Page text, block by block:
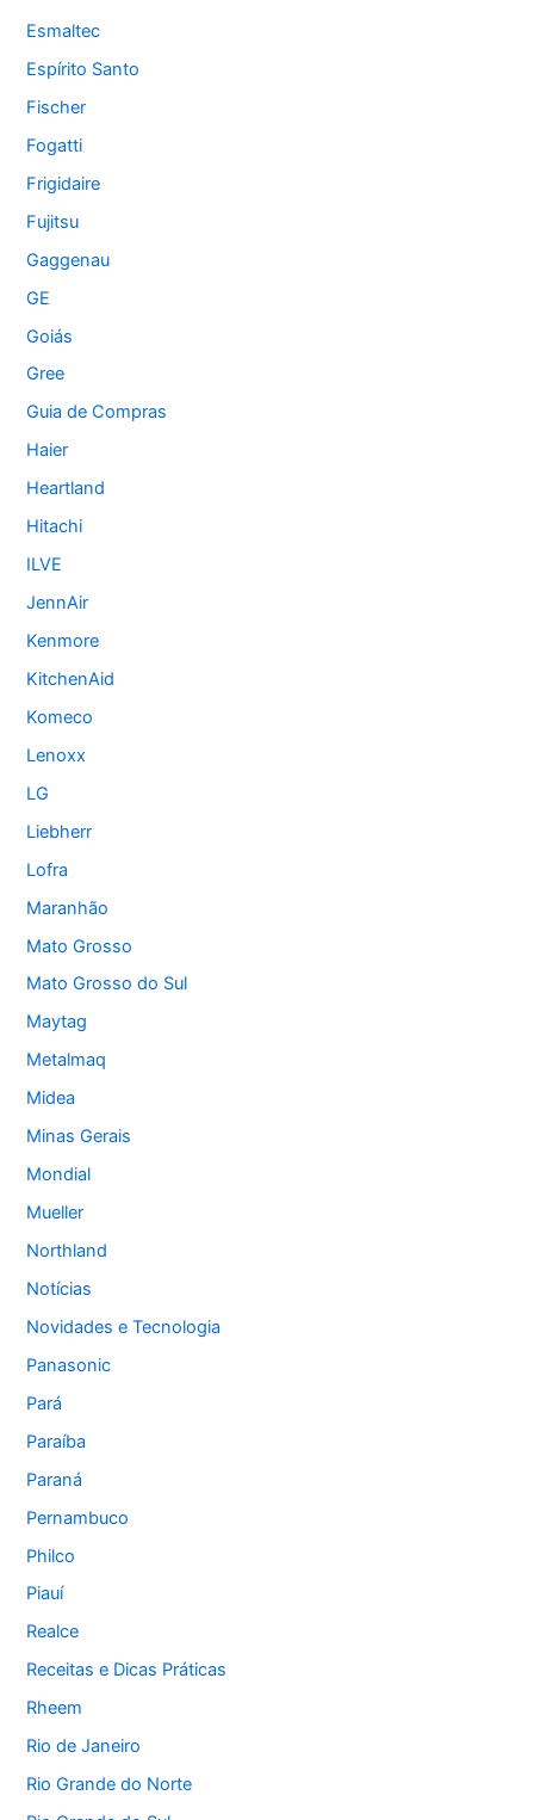
Esmaltec
Espírito Santo
Fischer
Fogatti
Frigidaire
Fujitsu
Gaggenau
GE
Goiás
Gree
Guia de Compras
Haier
Heartland
Hitachi
ILVE
JennAir
Kenmore
KitchenAid
Komeco
Lenoxx
LG
Liebherr
Lofra
Maranhão
Mato Grosso
Mato Grosso do Sul
Maytag
Metalmaq
Midea
Minas Gerais
Mondial
Mueller
Northland
Notícias
Novidades e Tecnologia
Panasonic
Pará
Paraíba
Paraná
Pernambuco
Philco
Piauí
Realce
Receitas e Dicas Práticas
Rheem
Rio de Janeiro
Rio Grande do Norte